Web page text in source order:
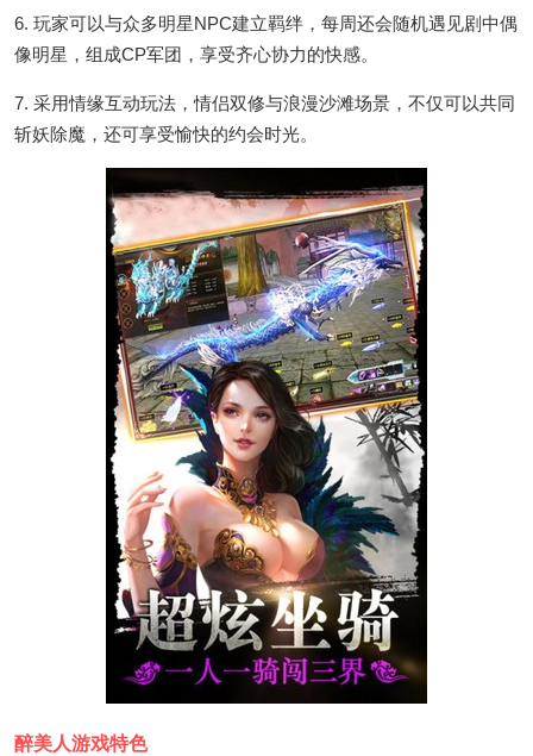
6. 玩家可以与众多明星NPC建立羁绊，每周还会随机遇见剧中偶
像明星，组成CP军团，享受齐心协力的快感。
7. 采用情缘互动玩法，情侣双修与浪漫沙滩场景，不仅可以共同
斩妖除魔，还可享受愉快的约会时光。
醉美人游戏特色